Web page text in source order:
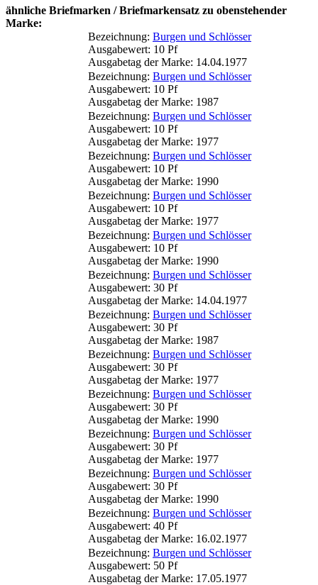
ähnliche Briefmarken / Briefmarkensatz zu obenstehender
Marke:
Bezeichnung: Burgen und Schlösser
Ausgabewert: 10 Pf
Ausgabetag der Marke: 14.04.1977
Bezeichnung: Burgen und Schlösser
Ausgabewert: 10 Pf
Ausgabetag der Marke: 1987
Bezeichnung: Burgen und Schlösser
Ausgabewert: 10 Pf
Ausgabetag der Marke: 1977
Bezeichnung: Burgen und Schlösser
Ausgabewert: 10 Pf
Ausgabetag der Marke: 1990
Bezeichnung: Burgen und Schlösser
Ausgabewert: 10 Pf
Ausgabetag der Marke: 1977
Bezeichnung: Burgen und Schlösser
Ausgabewert: 10 Pf
Ausgabetag der Marke: 1990
Bezeichnung: Burgen und Schlösser
Ausgabewert: 30 Pf
Ausgabetag der Marke: 14.04.1977
Bezeichnung: Burgen und Schlösser
Ausgabewert: 30 Pf
Ausgabetag der Marke: 1987
Bezeichnung: Burgen und Schlösser
Ausgabewert: 30 Pf
Ausgabetag der Marke: 1977
Bezeichnung: Burgen und Schlösser
Ausgabewert: 30 Pf
Ausgabetag der Marke: 1990
Bezeichnung: Burgen und Schlösser
Ausgabewert: 30 Pf
Ausgabetag der Marke: 1977
Bezeichnung: Burgen und Schlösser
Ausgabewert: 30 Pf
Ausgabetag der Marke: 1990
Bezeichnung: Burgen und Schlösser
Ausgabewert: 40 Pf
Ausgabetag der Marke: 16.02.1977
Bezeichnung: Burgen und Schlösser
Ausgabewert: 50 Pf
Ausgabetag der Marke: 17.05.1977